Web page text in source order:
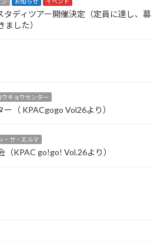
ディツアー開催決定（定員に達し、募
した）
ウキョウセンター
（ KPACgogo Vol26より）
・サ・エルマ
KPAC go!go! Vol.26より）